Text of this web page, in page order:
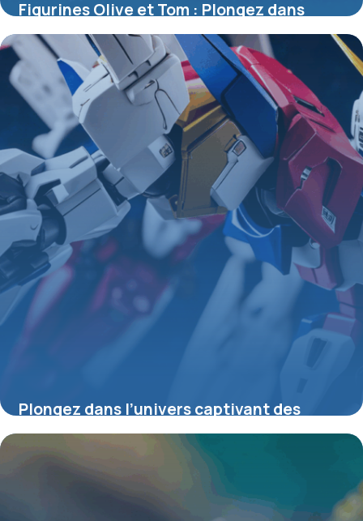
Figurines Olive et Tom : Plongez dans
l’univers légendaire du football manga
4 juillet 2025
Plongez dans l’univers captivant des
figurines Gundam : histoire, passion et
techniques